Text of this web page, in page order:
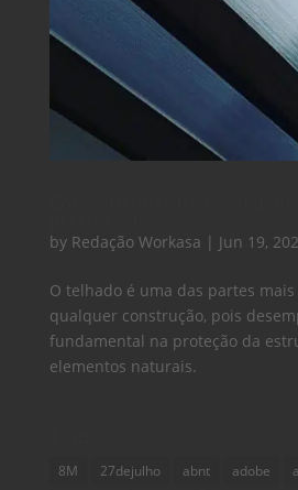
by Redação Workasa | Jun 19,
O telhado é uma das partes
qualquer construção, pois
fundamental na proteção da
elementos naturais.
8M 27dejulho abnt adobe